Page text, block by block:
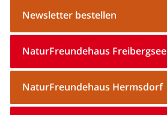
Newsletter bestellen
NaturFreundehaus Freibergsee
NaturFreundehaus Hermsdorf